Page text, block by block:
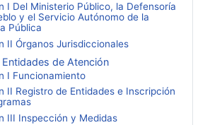
I Del Ministerio Público, la Defensoría
y el Servicio Autónomo de la
Pública
II Órganos Jurisdiccionales
de Atención
I Funcionamiento
II Registro de Entidades e Inscripción
III Inspección y Medidas